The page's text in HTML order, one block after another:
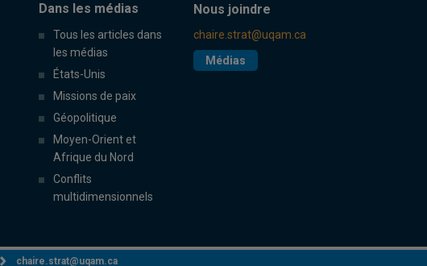
Dans les médias
Tous les articles dans
les médias
États-Unis
Missions de paix
Géopolitique
Moyen-Orient et
Afrique du Nord
Conflits
multidimensionnels
Nous joindre
chaire.strat@uqam.ca
Médias
chaire.strat@uqam.ca